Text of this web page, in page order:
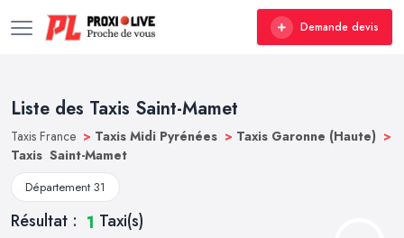
Demande devis
Liste des Taxis Saint-Mamet
Taxis France > Taxis Midi Pyrénées > Taxis Garonne (Haute) >
Taxis Saint-Mamet
Département 31
Résultat : 1 Taxi(s)